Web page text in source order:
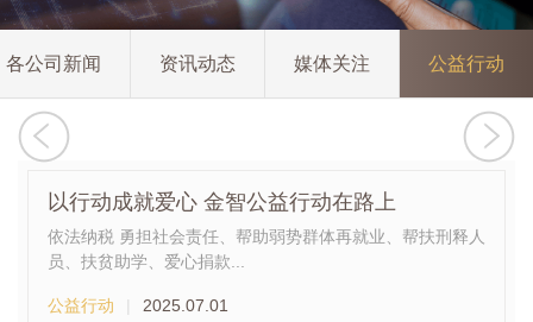
各公司新闻 资讯动态 媒体关注 公益行动
以行动成就爱心 金智公益行动在路上
依法纳税 勇担社会责任、帮助弱势群体再就业、帮扶刑释人
员、扶贫助学、爱心捐款...
公益行动 2025.07.01